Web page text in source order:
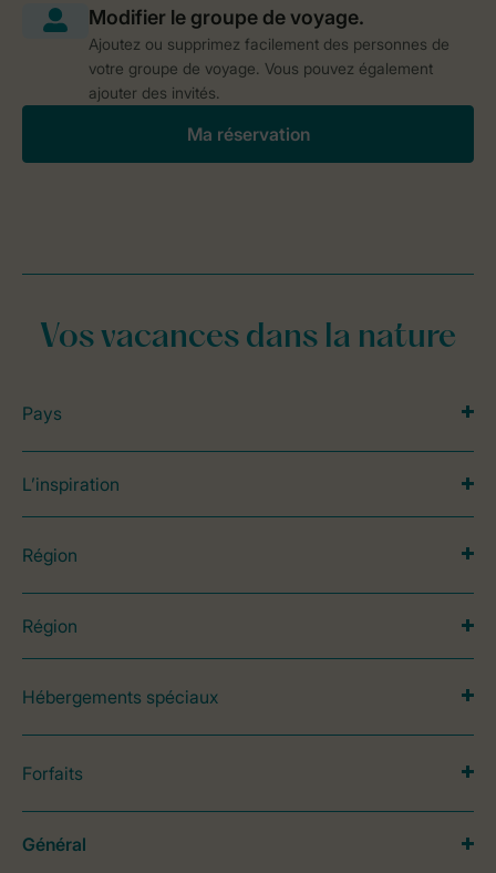
Ajoutez ou supprimez facilement des personnes de
votre groupe de voyage. Vous pouvez également
ajouter des invités.
Ma réservation
Vos vacances dans la nature
Pays
L’inspiration
Région
Région
Hébergements spéciaux
Forfaits
Général